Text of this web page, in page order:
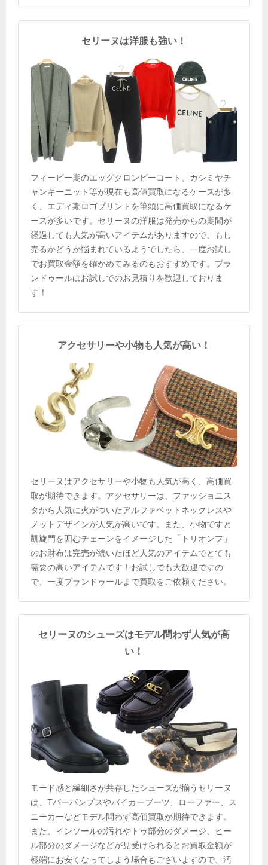
セリーヌは洋服も強い！
フィービー期のエッグクロンビーコート、カシミヤチ
ャンキーニット等が現在も高値買取になるケースが多
く、エディ期ロゴプリントを筆頭に高価買取になるケ
ースが多いです。セリーヌの洋服は発売からの期間が
経過しても人気が高いアイテムがありますので、もし
売るかどうか悩まれているようでしたら、一度お試し
でお買取金額を確かめてみるのもおすすめです。ブラ
ンドゥールはお試しでのお見積りを歓迎しておりま
す！
アクセサリーや小物も人気が高い！
セリーヌはアクセサリーや小物も人気が高く、高価買
取が期待できます。アクセサリーは、ファッショニス
タから人気に火がついたアルファベットネックレスや
ノットデザインが人気が高いです。また、小物ですと
凱旋門を囲むチェーンをイメージした「トリオンフ」
のお財布は完売が続いたほど人気のアイテムでとても
需要の高いアイテムです！お試しでも大歓迎ですの
で、一度ブランドゥールまで買取をご依頼ください。
セリーヌのシューズはモデル問わず人気が高
い！
モード感と繊細さが共存したシューズが揃うセリーヌ
は、Tバーパンプスやバイカーブーツ、ローファー、ス
ニーカーなどモデル問わず高価買取が期待できます。
また、インソールの汚れやトゥ部分のダメージ、ヒー
ル部分のダメージなどが見受けられるとお買取金額が
極端にお安くなってしまう場合もございますので、汚